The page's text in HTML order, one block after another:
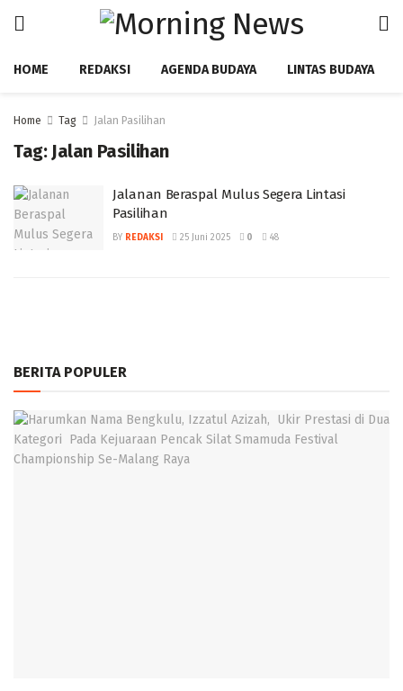
HOME REDAKSI AGENDA BUDAYA LINTAS BUDAYA
Home Tag Jalan Pasilihan
Tag: Jalan Pasilihan
Jalanan Beraspal Mulus Segera Lintasi
Pasilihan
BY REDAKSI 25 Juni 2025 0 48
BERITA POPULER